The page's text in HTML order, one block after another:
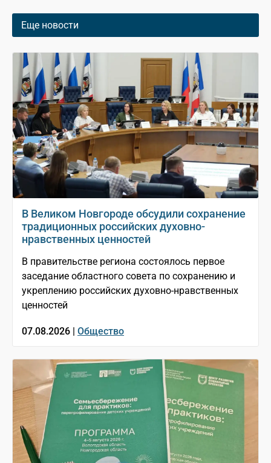
Еще новости
В Великом Новгороде обсудили сохранение
традиционных российских духовно-
нравственных ценностей
В правительстве региона состоялось первое
заседание областного совета по сохранению и
укреплению российских духовно-нравственных
ценностей
07.08.2026 | Общество